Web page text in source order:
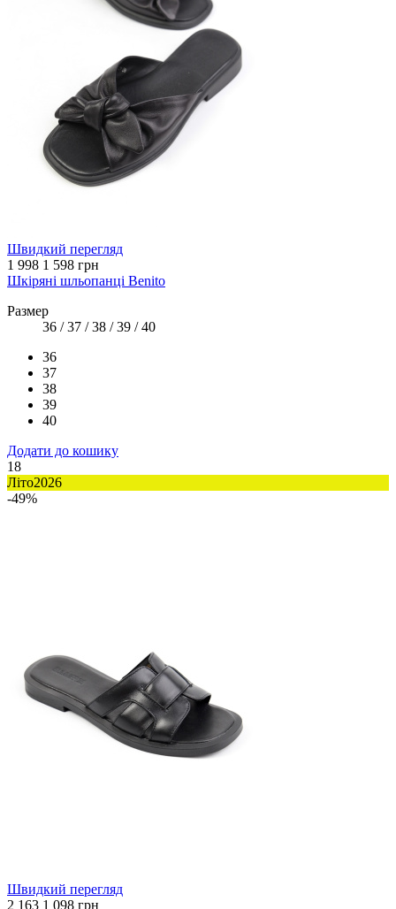
Швидкий перегляд
1 998 1 598 грн
Шкіряні шльопанці Benito
Размер
36 / 37 / 38 / 39 / 40
36
37
38
39
40
Додати до кошику
18
Літо2026
-49%
Швидкий перегляд
2 163 1 098 грн